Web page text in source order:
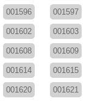
001596 001597
001602 001603
001608 001609
001614 001615
001620 001621